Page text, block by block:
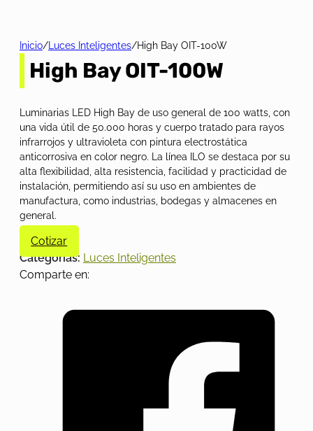
Inicio/ Luces Inteligentes/High Bay OIT-100W
High Bay OIT-100W
Luminarias LED High Bay de uso general de 100 watts, con
una vida útil de 50.000 horas y cuerpo tratado para rayos
infrarrojos y ultravioleta con pintura electrostática
anticorrosiva en color negro. La línea ILO se destaca por su
alta flexibilidad, alta resistencia, facilidad y practicidad de
instalación, permitiendo así su uso en ambientes de
manufactura, como industrias, bodegas y almacenes en
general.
Cotizar
Categorías: Luces Inteligentes
Comparte en: